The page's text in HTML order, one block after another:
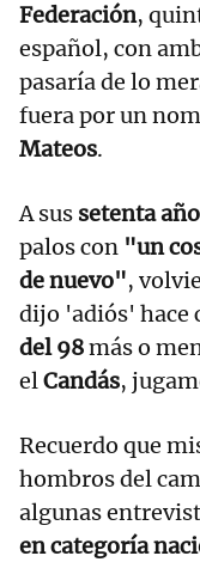
Federación,
español, con
pasaría de lo
fuera por un
Mateos.
A sus setenta
palos con "un
de nuevo",
dijo 'adiós' hace
del 98más o
elCandás,
Recuerdo que
hombros del
algunas
en categoría